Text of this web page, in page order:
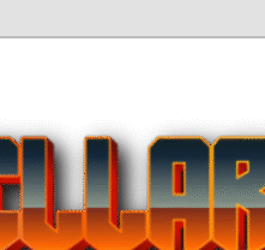
Game Offline
Coba